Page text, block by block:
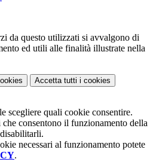
da questo utilizzati si avvalgono di
ed utili alle finalità illustrate nella
Accetta tutti i cookies
scegliere quali cookie consentire.
consentono il funzionamento della
necessari al funzionamento potete
.